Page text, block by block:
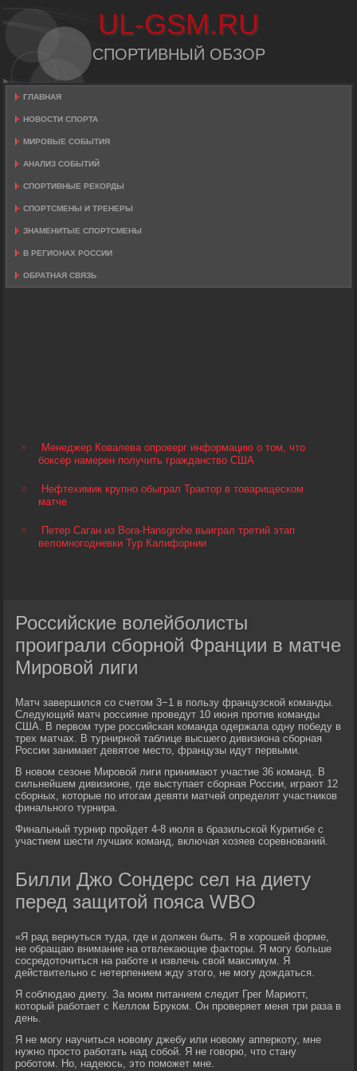
UL-GSM.RU
СПОРТИВНЫЙ ОБЗОР
ГЛАВНАЯ
НОВОСТИ СПОРТА
МИРОВЫЕ СОБЫТИЯ
АНАЛИЗ СОБЫТИЙ
СПОРТИВНЫЕ РЕКОРДЫ
СПОРТСМЕНЫ И ТРЕНЕРЫ
ЗНАМЕНИТЫЕ СПОРТСМЕНЫ
В РЕГИОНАХ РОССИИ
ОБРАТНАЯ СВЯЗЬ
Менеджер Ковалева опроверг информацию о том, что
боксер намерен получить гражданство США
Нефтехимик крупно обыграл Трактор в товарищеском
матче
Петер Саган из Bora-Hansgrohe выиграл третий этап
веломногодневки Тур Калифорнии
Российские волейболисты
проиграли сборной Франции в матче
Мировой лиги
Матч завершился со счетом 3−1 в пользу французской команды.
Следующий матч россияне проведут 10 июня против команды
США. В первом туре российская команда одержала одну победу в
трех матчах. В турнирной таблице высшего дивизиона сборная
России занимает девятое место, французы идут первыми.
В новом сезоне Мировой лиги принимают участие 36 команд. В
сильнейшем дивизионе, где выступает сборная России, играют 12
сборных, которые по итогам девяти матчей определят участников
финального турнира.
Финальный турнир пройдет 4-8 июля в бразильской Куритибе с
участием шести лучших команд, включая хозяев соревнований.
Билли Джо Сондерс сел на диету
перед защитой пояса WBO
«Я рад вернуться туда, где и должен быть. Я в хорошей форме,
не обращаю внимание на отвлекающие факторы. Я могу больше
сосредоточиться на работе и извлечь свой максимум. Я
действительно с нетерпением жду этого, не могу дождаться.
Я соблюдаю диету. За моим питанием следит Грег Мариотт,
который работает с Келлом Бруком. Он проверяет меня три раза в
день.
Я не могу научиться новому джебу или новому апперкоту, мне
нужно просто работать над собой. Я не говорю, что стану
роботом. Но, надеюсь, это поможет мне.